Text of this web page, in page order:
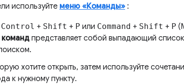
используйте меню «Команды» :
Control + Shift + P или Command + Shift + P
представляет собой выпадающий
хотите открыть, затем используйте
к нужному пункту.